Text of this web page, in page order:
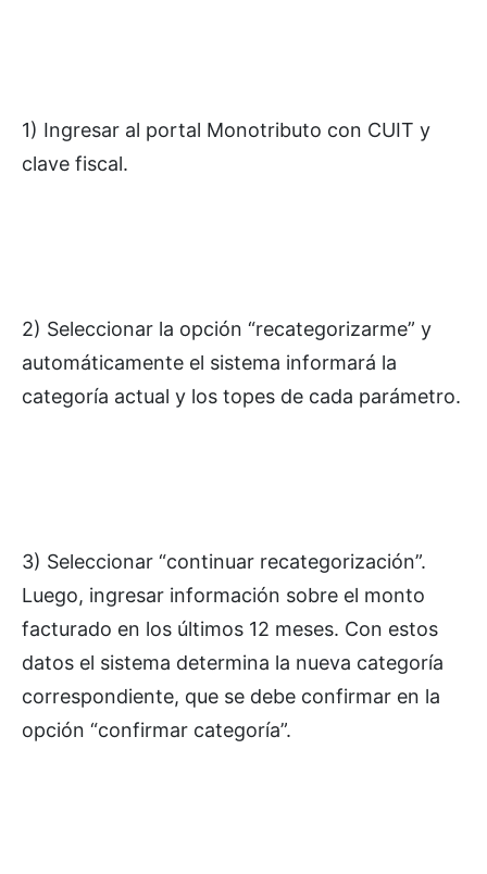
1) Ingresar al portal Monotributo con CUIT y
clave fiscal.
2) Seleccionar la opción “recategorizarme” y
automáticamente el sistema informará la
categoría actual y los topes de cada parámetro.
3) Seleccionar “continuar recategorización”.
Luego, ingresar información sobre el monto
facturado en los últimos 12 meses. Con estos
datos el sistema determina la nueva categoría
correspondiente, que se debe confirmar en la
opción “confirmar categoría”.